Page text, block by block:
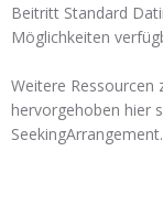
Beitritt Standard
Möglichkeiten
Weitere Ressourcen
hervorgehoben hier